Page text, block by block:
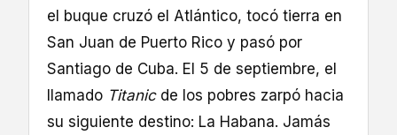
el buque cruzó el Atlántico, tocó tierra en
San Juan de Puerto Rico y pasó por
Santiago de Cuba. El 5 de septiembre, el
llamado Titanic de los pobres zarpó hacia
su siguiente destino: La Habana. Jamás